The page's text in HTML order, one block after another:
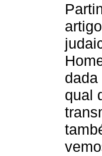
qual